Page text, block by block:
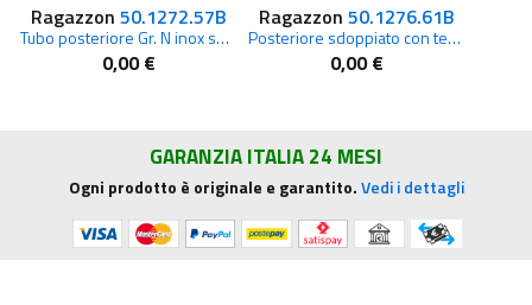
Ragazzon 50.1272.57B
Tubo posteriore Gr. N inox sdoppiato con terminali rotondi Sport Line Black per Cupra
0,00 €
Ragazzon 50.1276.61B
Posteriore sdoppiato con terminali rotondi Sport Line Black per BMW
0,00 €
GARANZIA ITALIA 24 MESI
Ogni prodotto è originale e garantito.Vedi i dettagli